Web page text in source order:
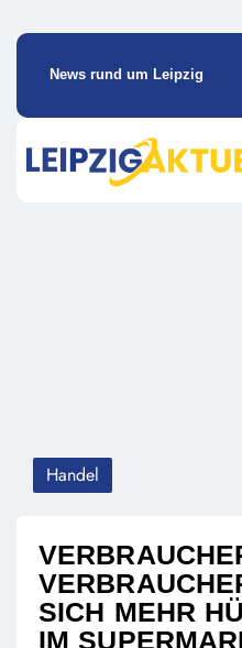
News rund um Leipzig
Handel
SICH MEHR
IM